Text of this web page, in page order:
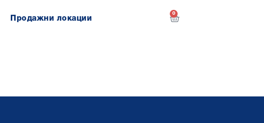
Продажни локации
0